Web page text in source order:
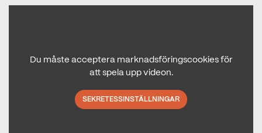
Du måste acceptera marknadsföringscookies för
att spela upp videon.
SEKRETESSINSTÄLLNINGAR